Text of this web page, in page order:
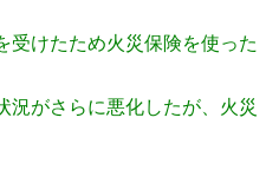
受けたため火災保険を使った
況がさらに悪化したが、火災